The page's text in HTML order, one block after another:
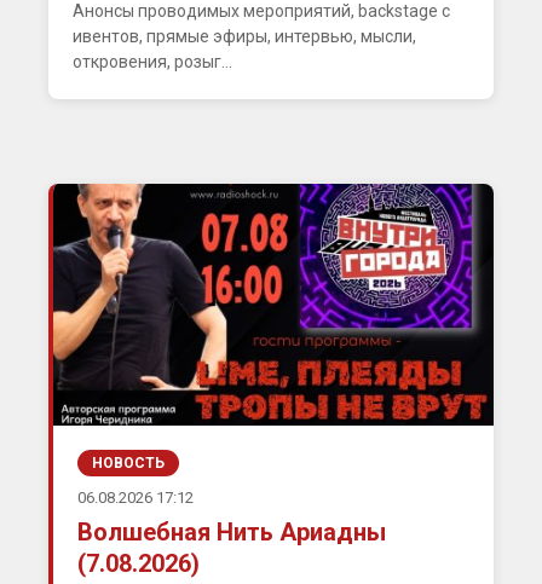
Анонсы проводимых мероприятий, backstage с
ивентов, прямые эфиры, интервью, мысли,
откровения, розыг...
НОВОСТЬ
06.08.2026 17:12
Волшебная Нить Ариадны
(7.08.2026)